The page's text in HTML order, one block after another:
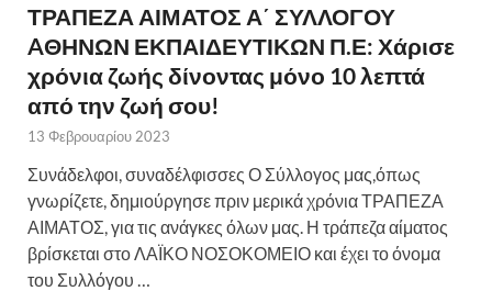
ΤΡΑΠΕΖΑ ΑΙΜΑΤΟΣ Α΄ ΣΥΛΛΟΓΟΥ
AΘΗΝΩΝ ΕΚΠΑΙΔΕΥΤΙΚΩΝ Π.Ε: Χάρισε
χρόνια ζωής δίνοντας μόνο 10 λεπτά
από την ζωή σου!
13 Φεβρουαρίου 2023
Συνάδελφοι, συναδέλφισσες Ο Σύλλογος μας,όπως
γνωρίζετε, δημιούργησε πριν μερικά χρόνια ΤΡΑΠΕΖΑ
ΑΙΜΑΤΟΣ, για τις ανάγκες όλων μας. Η τράπεζα αίματος
βρίσκεται στο ΛΑΪΚΟ ΝΟΣΟΚΟΜΕΙΟ και έχει το όνομα
του Συλλόγου …